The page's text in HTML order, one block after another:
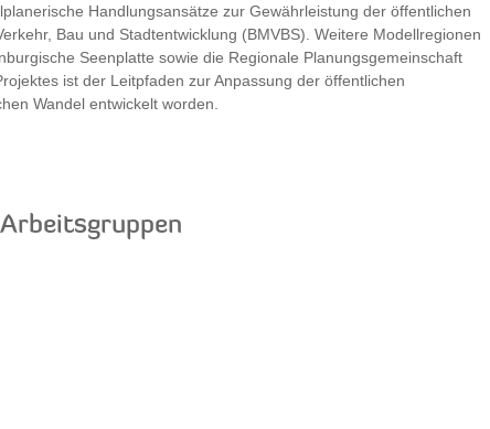
Handlungsansätze zur Gewährleistung der öffentlichen
Bau und Stadtentwicklung (BMVBS). Weitere Modellregionen
Seenplatte sowie die Regionale Planungsgemeinschaft
ist der Leitpfaden zur Anpassung der öffentlichen
Wandel entwickelt worden.